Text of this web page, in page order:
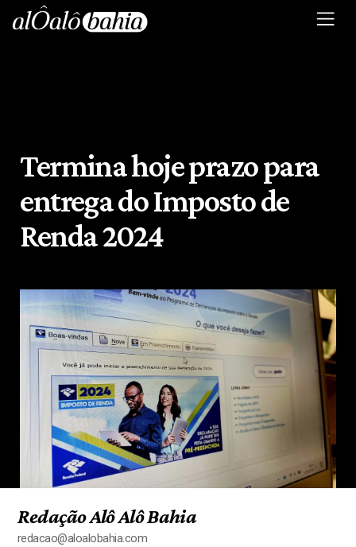
Termina hoje prazo para
entrega do Imposto de
Renda 2024
Redação Alô Alô Bahia
redacao@aloalobahia.com